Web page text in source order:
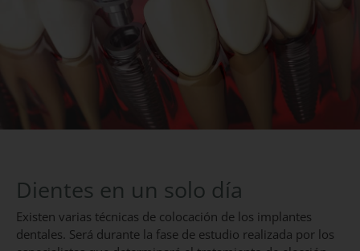
Dientes en un solo día
Existen varias técnicas de colocación de los implantes
dentales. Será durante la fase de estudio realizada por los